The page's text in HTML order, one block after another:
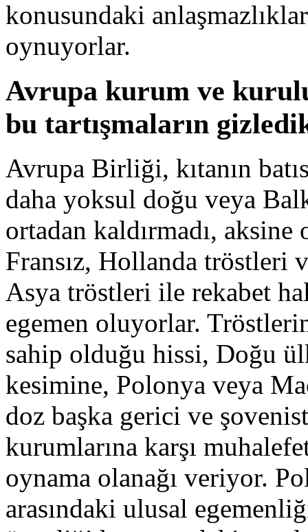
konusundaki
oynuyorlar.
Avrupa kurum ve
bu tartışmaların
Avrupa Birliği, kıtanın
daha yoksul doğu veya
ortadan kaldırmadı,
Fransız, Hollanda
Asya tröstleri ile rekabet
egemen oluyorlar.
sahip olduğu hissi, Doğu
kesimine, Polonya veya
doz başka gerici ve
kurumlarına karşı
oynama olanağı veriyor.
arasındaki ulusal